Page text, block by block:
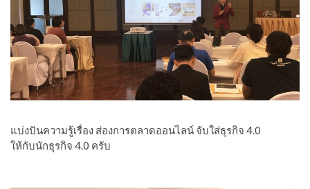
แบ่งปันความรู้เรื่อง ส่องการตลาดออนไลน์ จับใส่ธุรกิจ 4.0
ให้กับนักธุรกิจ 4.0 ครับ